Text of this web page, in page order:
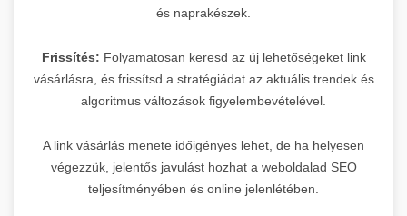
és naprakészek.
Frissítés: Folyamatosan keresd az új lehetőségeket link
vásárlásra, és frissítsd a stratégiádat az aktuális trendek és
algoritmus változások figyelembevételével.
A link vásárlás menete időigényes lehet, de ha helyesen
végezzük, jelentős javulást hozhat a weboldalad SEO
teljesítményében és online jelenlétében.